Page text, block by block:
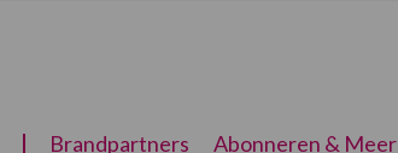
Brandpartners Abonneren & Meer